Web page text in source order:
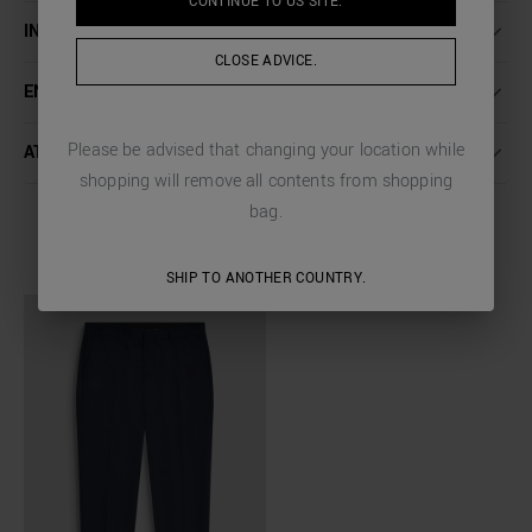
INSTRUCCIONES DE LAVADO
ENVÍO Y DEVOLUCIONES
ATENCIÓN AL CLIENTE
CLOSE ADVICE.
Please be advised that changing your location while
shopping will remove all contents from shopping
bag.
SHIP TO ANOTHER COUNTRY.